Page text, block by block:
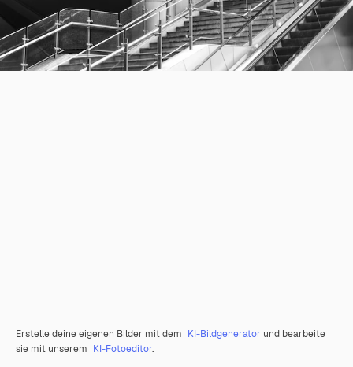
Erstelle deine eigenen Bilder mit dem KI-Bildgenerator und bearbeite
sie mit unserem KI-Fotoeditor.